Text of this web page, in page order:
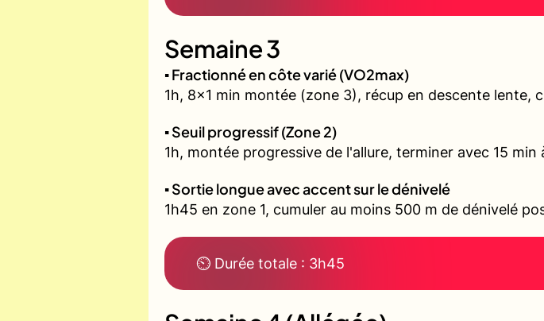
Semaine 3
▪️ Fractionné en côte varié (VO2max)
1h, 8x1 min montée (zone 3), récup en descente
▪️ Seuil progressif (Zone 2)
1h, montée progressive de l'allure, terminer avec 15
▪️ Sortie longue avec accent sur le dénivelé
1h45 en zone 1, cumuler au moins 500 m de dénivelé
⏲ Durée totale : 3h45